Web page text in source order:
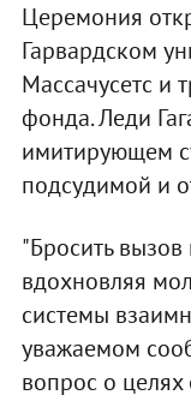
Церемония
Гарвардском
Массачусетс и
фонда. Леди
имитирующем
подсудимой и
"Бросить
вдохновляя
системы
уважаемом
вопрос о целях